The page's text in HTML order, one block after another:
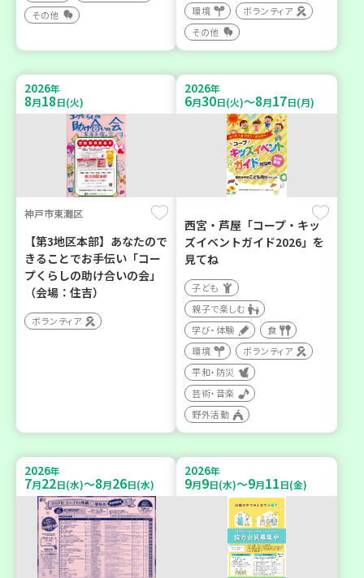
その他
環境
ボランティア
その他
2026年
8月18日(火)
神戸市東灘区
【第3地区本部】あなたので
きることでお手伝い「コー
プくらしの助け合いの会」
（会場：住吉）
ボランティア
2026年
6月30日(火)～8月17日(月)
西宮・芦屋「コープ・キッ
ズイベントガイド2026」を
見てね
子ども
親子で楽しむ
学び・体験
食
環境
ボランティア
平和・防災
芸術・音楽
野外活動
2026年
7月22日(水)～8月26日(水)
2026年
9月9日(水)～9月11日(金)